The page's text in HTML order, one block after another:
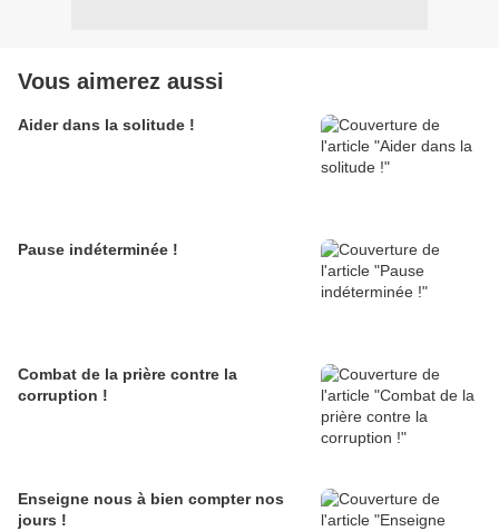
Vous aimerez aussi
Aider dans la solitude !
Pause indéterminée !
Combat de la prière contre la
corruption !
Enseigne nous à bien compter nos
jours !